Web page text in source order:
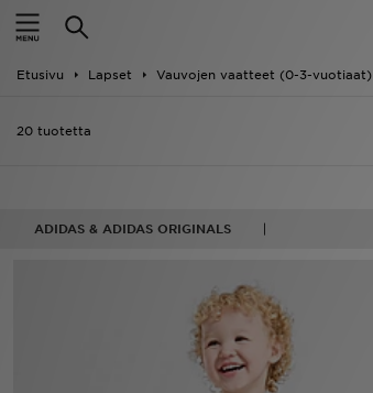
Etusivu Lapset Vauvojen vaatteet (0-3-vuotiaat)
20 tuotetta
ADIDAS & ADIDAS ORIGINALS
Etusivu
Uutuudet
Miehet